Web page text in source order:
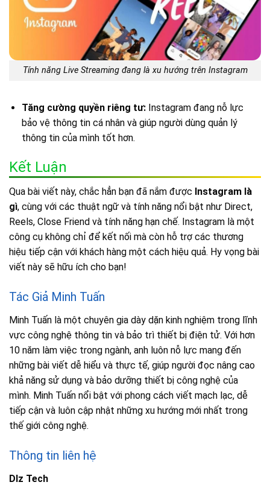
Tính năng Live Streaming đang là xu hướng trên Instagram
Tăng cường quyền riêng tư:Instagram đang nỗ lực
bảo vệ thông tin cá nhân và giúp người dùng quản lý
thông tin của mình tốt hơn.
Kết Luận
Qua bài viết này, chắc hẳn bạn đã nắm được Instagram là
gì, cùng với các thuật ngữ và tính năng nổi bật như Direct,
Reels, Close Friend và tính năng hạn chế. Instagram là một
công cụ không chỉ để kết nối mà còn hỗ trợ các thương
hiệu tiếp cận với khách hàng một cách hiệu quả. Hy vọng bài
viết này sẽ hữu ích cho bạn!
Tác Giả Minh Tuấn
Minh Tuấn là một chuyên gia dày dặn kinh nghiệm trong lĩnh
vực công nghệ thông tin và bảo trì thiết bị điện tử. Với hơn
10 năm làm việc trong ngành, anh luôn nỗ lực mang đến
những bài viết dễ hiểu và thực tế, giúp người đọc nâng cao
khả năng sử dụng và bảo dưỡng thiết bị công nghệ của
mình. Minh Tuấn nổi bật với phong cách viết mạch lạc, dễ
tiếp cận và luôn cập nhật những xu hướng mới nhất trong
thế giới công nghệ.
Thông tin liên hệ
Dlz Tech